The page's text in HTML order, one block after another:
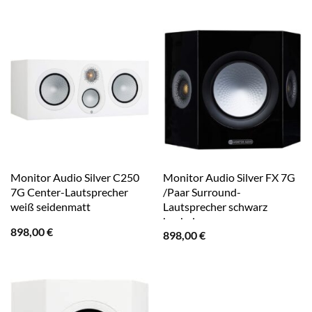
Monitor Audio Silver C250
7G Center-Lautsprecher
weiß seidenmatt
898,00€
Monitor Audio Silver FX 7G
/Paar Surround-
Lautsprecher schwarz
hochglanz
898,00€